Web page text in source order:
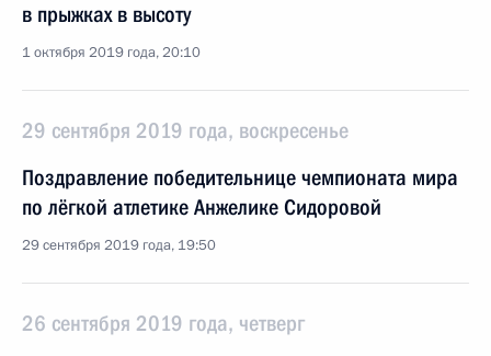
в прыжках в высоту
1 октября 2019 года, 20:10
29 сентября 2019 года, воскресенье
Поздравление победительнице чемпионата мира
по лёгкой атлетике Анжелике Сидоровой
29 сентября 2019 года, 19:50
26 сентября 2019 года, четверг